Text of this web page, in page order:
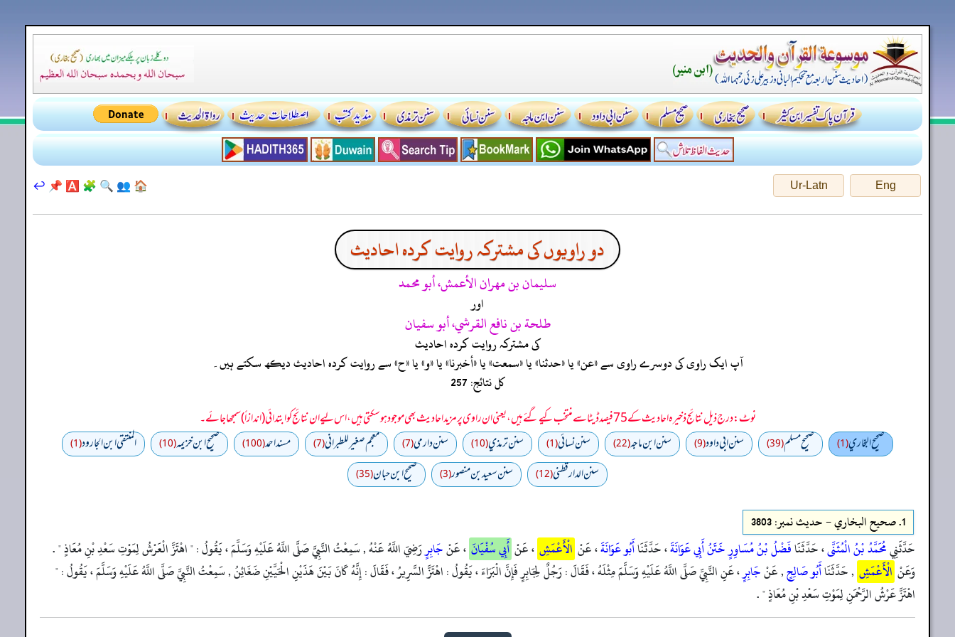
Eng
Ur-Latn
🏠
👥
🔍
🧩
🅰️
📌
↩️
دو راویوں کی مشترکہ روایت کردہ احادیث
سليمان بن مهران الأعمش، أبو محمد
اور
طلحة بن نافع القرشي، أبو سفيان
کی مشترکہ روایت کردہ احادیث
آپ ایک راوی کی دوسرے راوی سے «عن» یا «حدثنا» یا «سمعت» یا «أخبرنا» یا «و» یا «ح» سے روایت کردہ احادیث دیکھ سکتے ہیں۔
کل نتائج: 257
نوٹ: درج ذیل نتائج ذخیرہ احادیث کے 75 فیصد ڈیٹا سے منتخب کیے گئے ہیں، یعنی ان راوی پر مزید احادیث بھی موجود ہو سکتی ہیں، اس لیے ان نتائج کو ابتدائی (اندازاً) سمجھا جائے۔
صحيح البخاري(1) صحيح مسلم(39) سنن ابي داود(9) سنن ابن ماجه(22) سنن نسائي(1) سنن ترمذي(10) سنن دارمي(7) معجم صغير للطبراني(7) مسند احمد(100) صحيح ابن خزيمه(10) المنتقى ابن الجارود(1)
سنن الدارقطني(12) سنن سعید بن منصور(3) صحیح ابن حبان(35)
1. صحيح البخاري - حدیث نمبر: 3803
حَدَّثَنِيمُحَمَّدُ بْنُ الْمُثَنَّى، حَدَّثَنَافَضْلُ بْنُ مُسَاوِرٍ خَتَنُ أَبِي عَوَانَةَ، حَدَّثَنَاأَبُو عَوَانَةَ، عَنْ الْأَعْمَشِ ، عَنْ أَبِي سُفْيَانَ ، عَنْجَابِرٍرَضِيَ اللَّهُ عَنْهُ , سَمِعْتُ النَّبِيَّ صَلَّى اللَّهُ عَلَيْهِ وَسَلَّمَ ، يَقُولُ : " اهْتَزَّ الْعَرْشُ لِمَوْتِ سَعْدِ بْنِ مُعَاذٍ " .
وَعَنْ الْأَعْمَشِ , حَدَّثَنَاأَبُو صَالِحٍ, عَنْجَابِرٍ، عَنِ النَّبِيِّ صَلَّى اللَّهُ عَلَيْهِ وَسَلَّمَ مِثْلَهُ ، فَقَالَ : رَجُلٌ لِجَابِرٍ فَإِنَّ الْبَرَاءَ ، يَقُولُ : اهْتَزَّ السَّرِيرُ ، فَقَالَ : إِنَّهُ كَانَ بَيْنَ هَذَيْنِ الْحَيَّيْنِ ضَغَائِنُ , سَمِعْتُ النَّبِيَّ صَلَّى اللَّهُ عَلَيْهِ وَسَلَّمَ ، يَقُولُ : "
اهْتَزَّ عَرْشُ الرَّحْمَنِ لِمَوْتِ سَعْدِ بْنِ مُعَاذٍ " .